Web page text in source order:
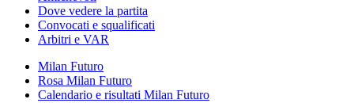
Dove vedere la partita
Convocati e squalificati
Arbitri e VAR
Milan Futuro
Rosa Milan Futuro
Calendario e risultati Milan Futuro